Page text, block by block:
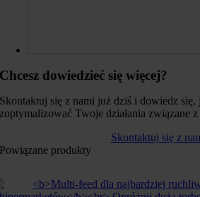
Chcesz dowiedzieć się więcej?
Skontaktuj się z nami już dziś i dowiedz się,
zoptymalizować Twoje działania związane
Skontaktuj się z
Powiązane produkty